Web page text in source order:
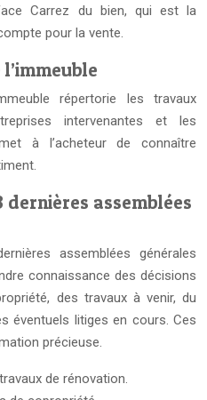
Carrez du bien, qui est la
pour la vente.
répertorie les travaux
intervenantes et les
à l’acheteur de connaître
assemblées
assemblées générales
connaissance des décisions
des travaux à venir, du
éventuels litiges en cours. Ces
précieuse.
de rénovation.